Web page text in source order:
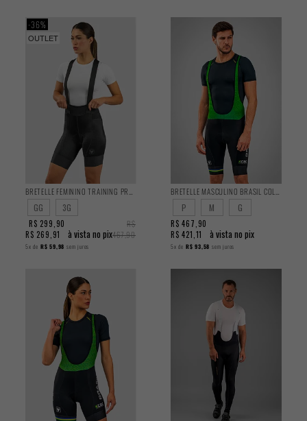
OUTLET
36%
GG 3G
R$
467,90
R$ 299,90
R$ 269,91
à vista no pix
5x de R$ 59,98 sem juros
P M G
R$ 467,90
R$ 421,11
à vista no pix
5x de R$ 93,58 sem juros